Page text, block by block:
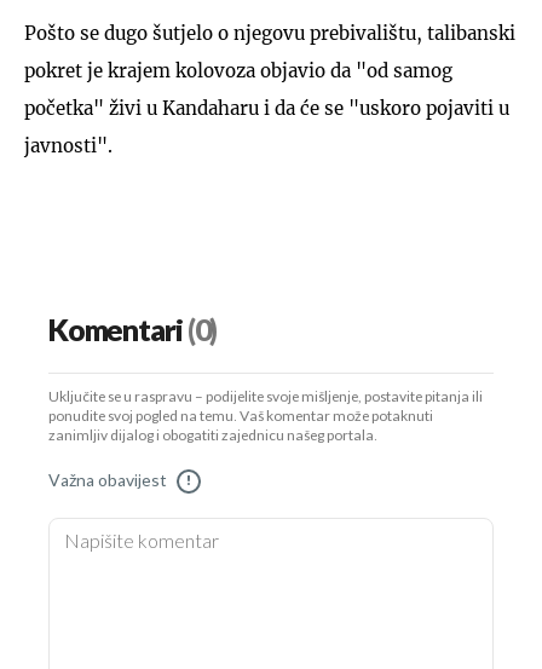
Pošto se dugo šutjelo o njegovu prebivalištu, talibanski
pokret je krajem kolovoza objavio da "od samog
početka" živi u Kandaharu i da će se "uskoro pojaviti u
javnosti".
Komentari(0)
Uključite se u raspravu – podijelite svoje mišljenje, postavite pitanja ili
ponudite svoj pogled na temu. Vaš komentar može potaknuti
zanimljiv dijalog i obogatiti zajednicu našeg portala.
Važna obavijest !